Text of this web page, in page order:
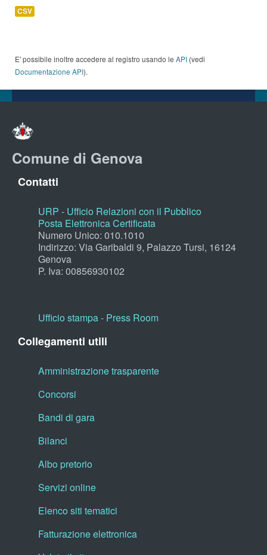
CSV
E' possibile inoltre accedere al registro usando le API (vedi
Documentazione API).
Comune di Genova
Contatti
URP - Ufficio Relazioni con il Pubblico
Posta Elettronica Certificata
Numero Unico: 010.1010
Indirizzo: Via Garibaldi 9, Palazzo Tursi, 16124
Genova
P. Iva: 00856930102
Ufficio stampa - Press Room
Collegamenti utili
Amministrazione trasparente
Concorsi
Bandi di gara
Bilanci
Albo pretorio
Servizi online
Elenco siti tematici
Fatturazione elettronica